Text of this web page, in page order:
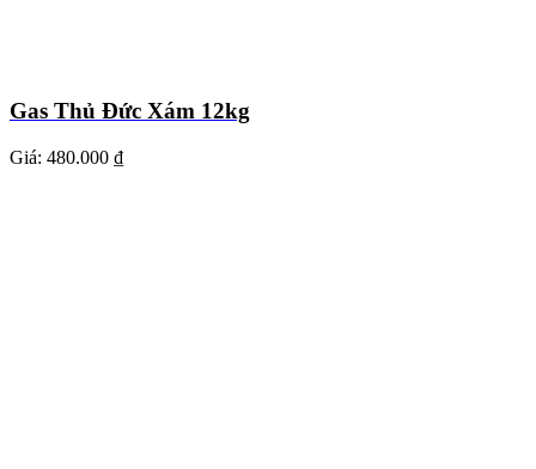
Gas Thủ Đức Xám 12kg
Giá: 480.000 ₫